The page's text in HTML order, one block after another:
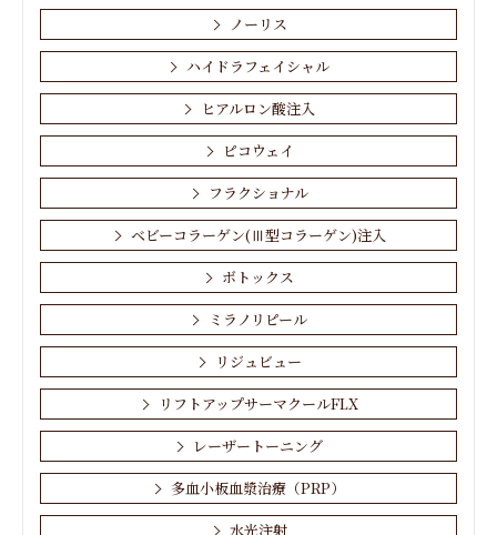
ノーリス
ハイドラフェイシャル
ヒアルロン酸注入
ピコウェイ
フラクショナル
ベビーコラーゲン(Ⅲ型コラーゲン)注入
ボトックス
ミラノリピール
リジュビュー
リフトアップサーマクールFLX
レーザートーニング
多血小板血漿治療（PRP）
水光注射